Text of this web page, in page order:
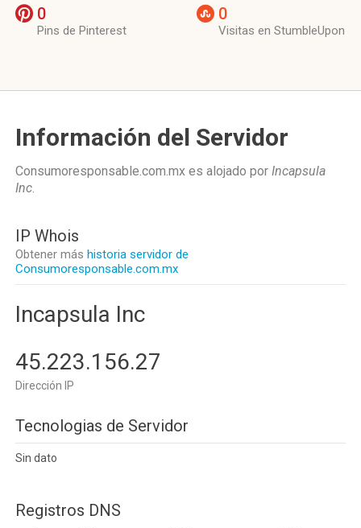
0
Pins de Pinterest
0
Visitas en StumbleUpon
Información del Servidor
Consumoresponsable.com.mx es alojado por Incapsula
Inc.
IP Whois
Obtener más historia servidor de
Consumoresponsable.com.mx
Incapsula Inc
45.223.156.27
Dirección IP
Tecnologias de Servidor
Sin dato
Registros DNS